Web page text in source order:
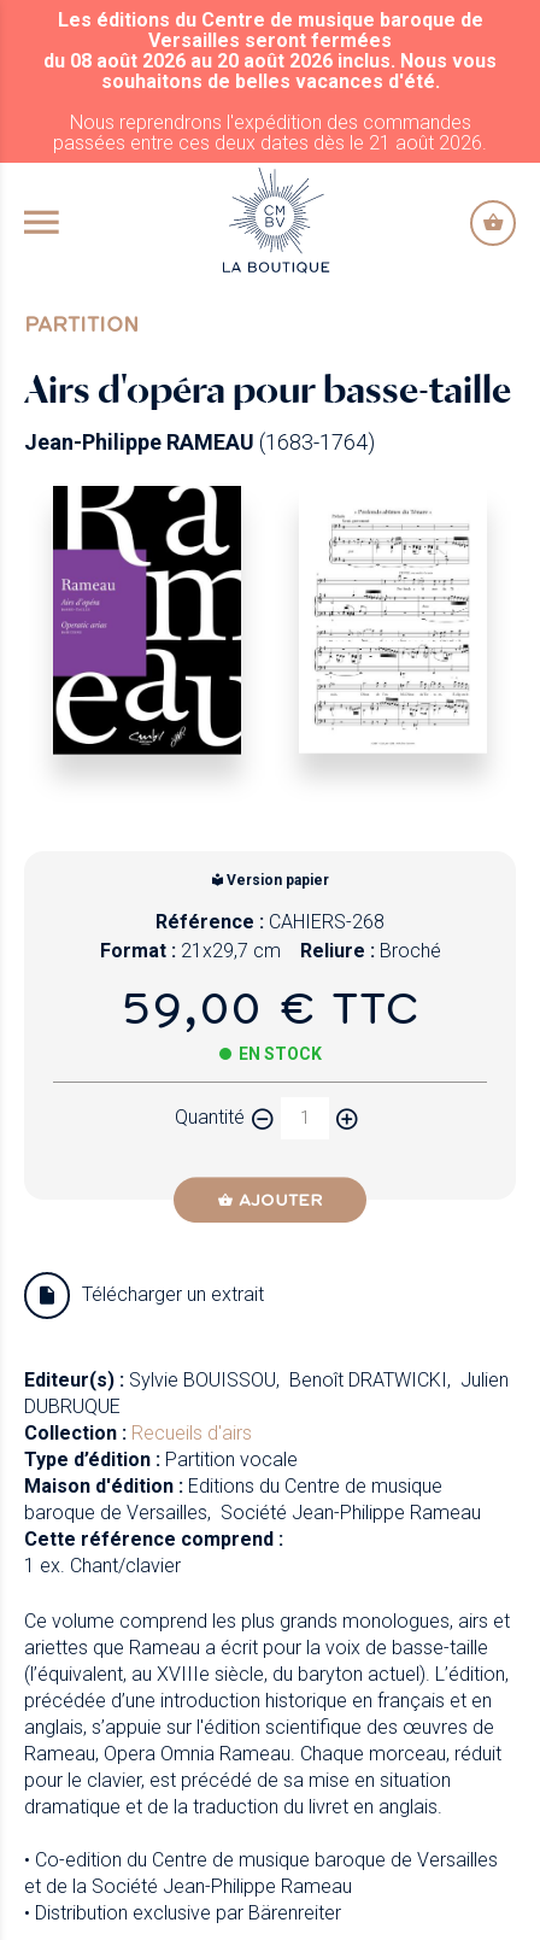
ALLER AU CONTENU PRINCIPAL
Les éditions du Centre de musique baroque de
Versailles seront fermées
du 08 août 2026 au 20 août 2026 inclus. Nous vous
souhaitons de belles vacances d'été.
Nous reprendrons l'expédition des commandes
passées entre ces deux dates dès le 21 août 2026.
PARTITION
Airs d'opéra pour basse-taille
Jean-Philippe RAMEAU (1683-1764)
Version papier
Référence : CAHIERS-268
Format : 21x29,7 cm Reliure : Broché
59,00 € TTC
EN STOCK
Quantité
AJOUTER
Télécharger un extrait
Editeur(s) : Sylvie BOUISSOU Benoît DRATWICKI
Julien
DUBRUQUE
Collection : Recueils d'airs
Type d’édition : Partition vocale
Maison d'édition : Editions du Centre de musique
baroque de Versailles
Société Jean-Philippe Rameau
Cette référence comprend :
1 ex. Chant/clavier
Ce volume comprend les plus grands monologues, airs et
ariettes que Rameau a écrit pour la voix de basse-taille
(l’équivalent, au XVIIIe siècle, du baryton actuel). L’édition,
précédée d’une introduction historique en français et en
anglais, s’appuie sur l'édition scientifique des œuvres de
Rameau, Opera Omnia Rameau. Chaque morceau, réduit
pour le clavier, est précédé de sa mise en situation
dramatique et de la traduction du livret en anglais.
• Co-edition du Centre de musique baroque de Versailles
et de la Société Jean-Philippe Rameau
• Distribution exclusive par Bärenreiter